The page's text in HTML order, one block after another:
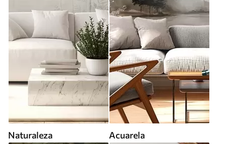
Naturaleza Acuarela